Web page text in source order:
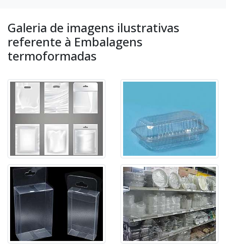
Galeria de imagens ilustrativas
referente à Embalagens
termoformadas